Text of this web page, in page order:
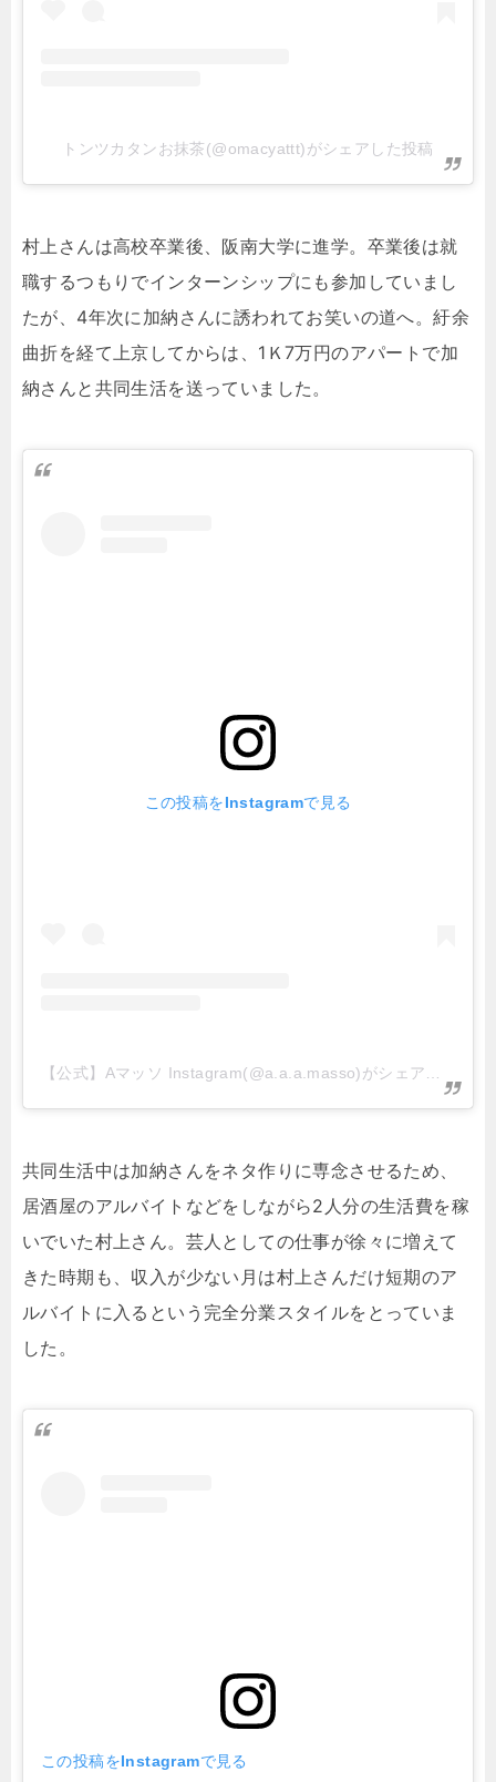
トンツカタンお抹茶(@omacyattt)がシェアした投稿
村上さんは高校卒業後、阪南大学に進学。卒業後は就
職するつもりでインターンシップにも参加していまし
たが、4年次に加納さんに誘われてお笑いの道へ。紆余
曲折を経て上京してからは、1Ｋ7万円のアパートで加
納さんと共同生活を送っていました。
この投稿をInstagramで見る
共同生活中は加納さんをネタ作りに専念させるため、
居酒屋のアルバイトなどをしながら2人分の生活費を稼
いでいた村上さん。芸人としての仕事が徐々に増えて
きた時期も、収入が少ない月は村上さんだけ短期のア
ルバイトに入るという完全分業スタイルをとっていま
した。
この投稿をInstagramで見る